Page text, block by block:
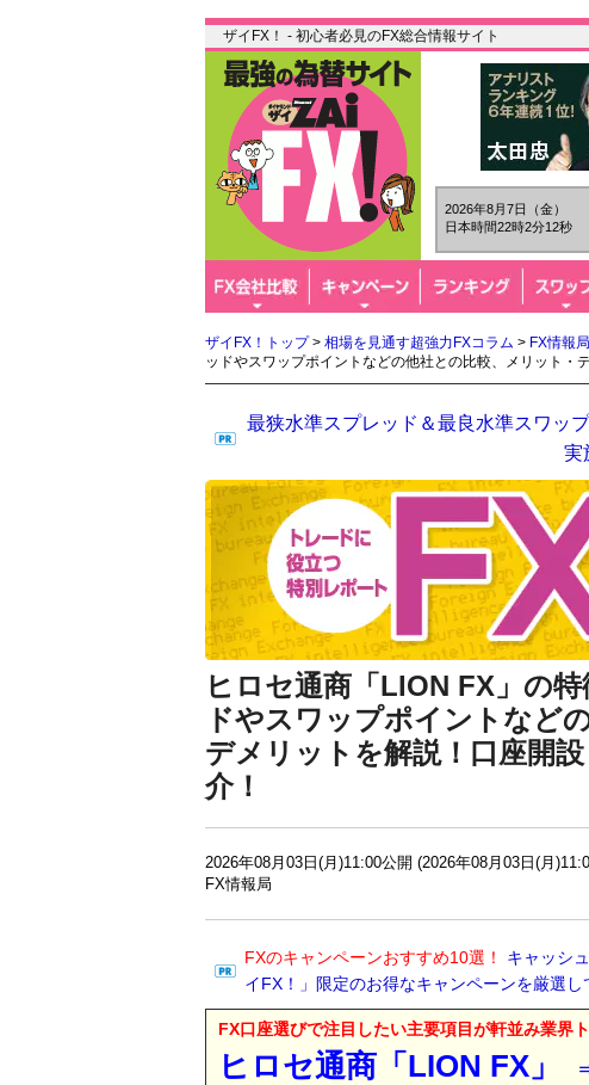
ザイFX！ - 初心者必見のFX総合情報サイト
2026年8月7日（金）
日本時間22時2分13秒
ザイFX！トップ> 相場を見通す超強力FXコラム > FX情報局
ッドやスワップポイントなどの他社との比較、メリット・
最狭水準スプレッド＆最良水準スワッ
実
ヒロセ通商「LION FX」の
ドやスワップポイントなど
デメリットを解説！口座開
介！
2026年08月03日(月)11:00公開 (2026年08月03日(月
FX情報局
FXのキャンペーンおすすめ10選！
キャッシ
イFX！」限定のお得なキャンペーンを厳選し
FX口座選びで注目したい主要項目が軒並み業界
ヒロセ通商「LION FX」